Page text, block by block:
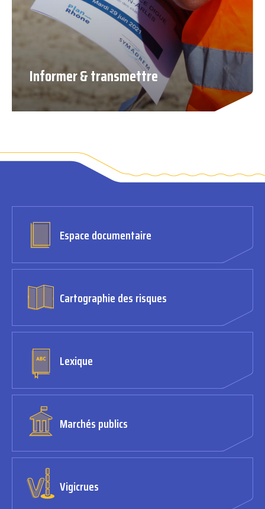
Informer & transmettre
Espace documentaire
Cartographie des risques
Lexique
Marchés publics
Vigicrues